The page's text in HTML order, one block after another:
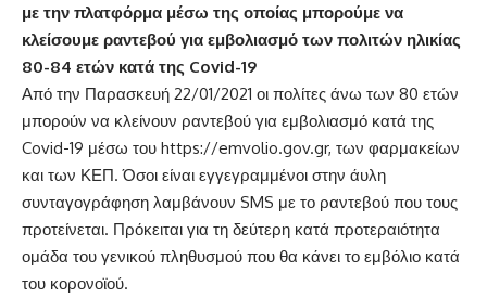
με την πλατφόρμα μέσω της οποίας μπορούμε να
κλείσουμε ραντεβού για εμβολιασμό των πολιτών ηλικίας
80-84 ετών κατά της Covid-19
Από την Παρασκευή 22/01/2021 οι πολίτες άνω των 80 ετών
μπορούν να κλείνουν ραντεβού για εμβολιασμό κατά της
Covid-19 μέσω του https://emvolio.gov.gr, των φαρμακείων
και των ΚΕΠ. Όσοι είναι εγγεγραμμένοι στην άυλη
συνταγογράφηση λαμβάνουν SMS με το ραντεβού που τους
προτείνεται. Πρόκειται για τη δεύτερη κατά προτεραιότητα
ομάδα του γενικού πληθυσμού που θα κάνει το εμβόλιο κατά
του κορονοϊού.